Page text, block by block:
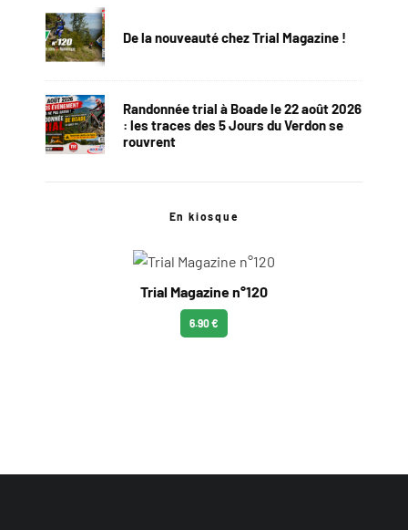
De la nouveauté chez Trial Magazine !
Randonnée trial à Boade le 22 août 2026
: les traces des 5 Jours du Verdon se
rouvrent
En kiosque
Trial Magazine n°120
6.90 €